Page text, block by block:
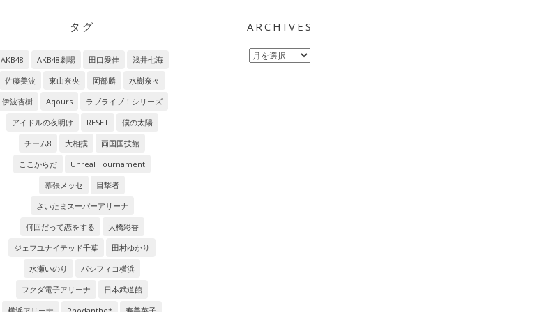
タグ
AKB48 AKB48劇場 田口愛佳
浅井七海
佐藤美波
東山奈央 岡部麟
水樹奈々
伊波杏樹
Aqours
ラブライブ！シリーズ
アイドルの夜明け
RESET
僕の太陽
チーム8
大相撲
両国国技館
ここからだ
Unreal Tournament
幕張メッセ
目撃者
さいたまスーパーアリーナ
何回だって恋をする
大橋彩香
ジェフユナイテッド千葉
田村ゆかり
水瀬いのり
パシフィコ横浜
フクダ電子アリーナ
日本武道館
ARCHIVES
Archives